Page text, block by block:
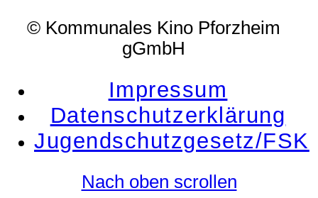
© Kommunales Kino Pforzheim
gGmbH
Impressum
Datenschutzerklärung
Jugendschutzgesetz/FSK
Nach oben scrollen